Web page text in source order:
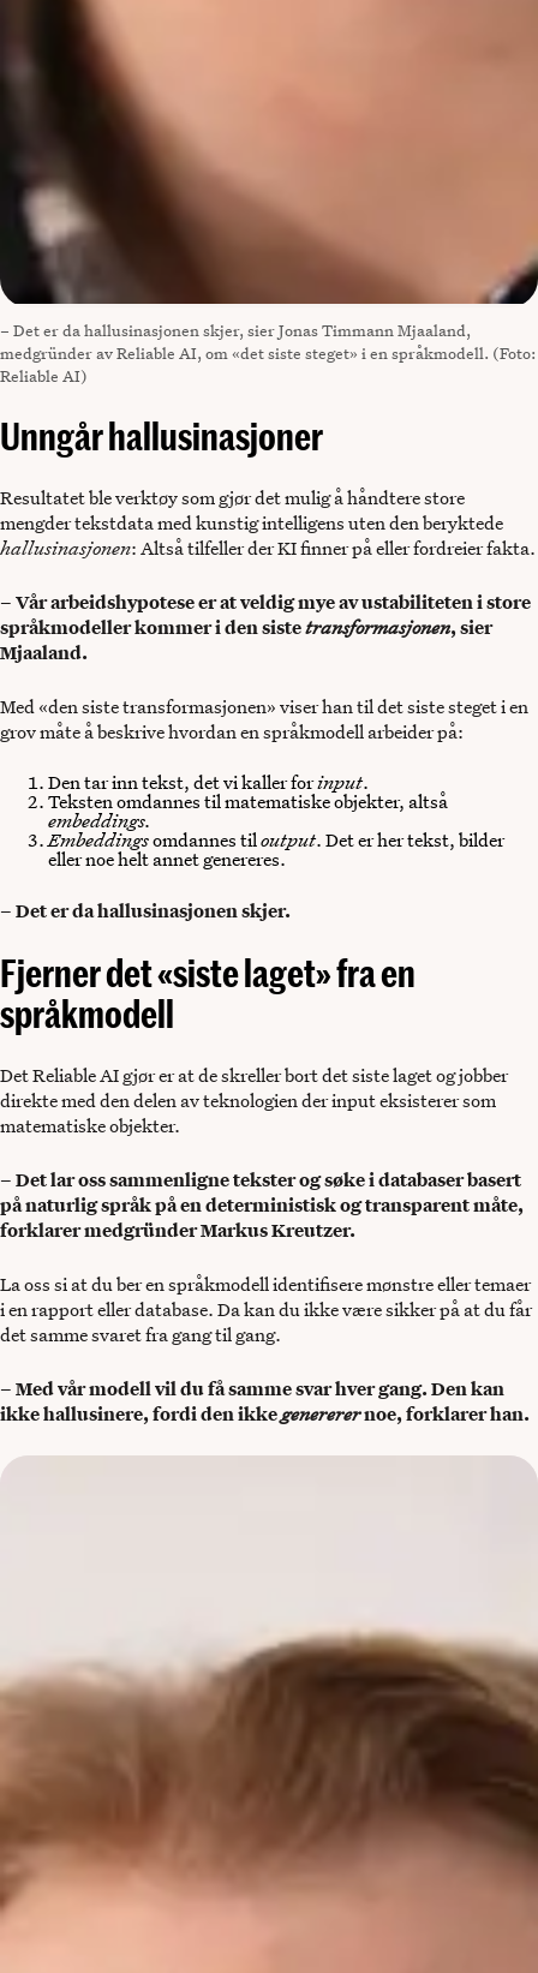
– Det er da hallusinasjonen skjer, sier Jonas Timmann Mjaaland,
medgründer av Reliable AI, om «det siste steget» i en språkmodell. (Foto:
Reliable AI)
Unngår hallusinasjoner
Resultatet ble verktøy som gjør det mulig å håndtere store
mengder tekstdata med kunstig intelligens uten den beryktede
hallusinasjonen: Altså tilfeller der KI finner på eller fordreier fakta.
– Vår arbeidshypotese er at veldig mye av ustabiliteten i store
språkmodeller kommer i den sistetransformasjonen, sier
Mjaaland.
Med «den siste transformasjonen» viser han til det siste steget i en
grov måte å beskrive hvordan en språkmodell arbeider på:
Den tar inn tekst, det vi kaller forinput.
Teksten omdannes til matematiske objekter, altså
embeddings.
Embeddingsomdannes tiloutput. Det er her tekst, bilder
eller noe helt annet genereres.
– Det er da hallusinasjonen skjer.
Fjerner det «siste laget» fra en
språkmodell
Det Reliable AI gjør er at de skreller bort det siste laget og jobber
direkte med den delen av teknologien der input eksisterer som
matematiske objekter.
– Det lar oss sammenligne tekster og søke i databaser basert
på naturlig språk på en deterministisk og transparent måte,
forklarer medgründer Markus Kreutzer.
La oss si at du ber en språkmodell identifisere mønstre eller temaer
i en rapport eller database. Da kan du ikke være sikker på at du får
det samme svaret fra gang til gang.
– Med vår modell vil du få samme svar hver gang. Den kan
ikke hallusinere, fordi den ikkegenererernoe, forklarer han.